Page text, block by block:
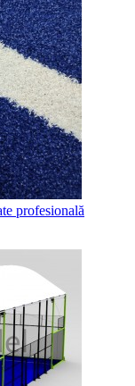
profesională